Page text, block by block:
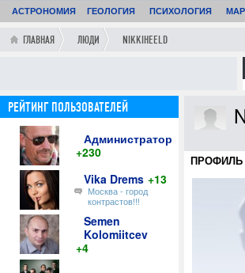
ОБЗОРЫ
ВИДЕОРЕПОРТАЖИ
АСТРОНОМИЯ ГЕОЛОГИЯ ПСИХОЛОГИЯ
ГЛАВНАЯ ЛЮДИ NIKKIHEELD
ПРОФИЛЬ
РЕЙТИНГ ПОЛЬЗОВАТЕЛЕЙ
Администратор
+230
Vika Drems +13
Москва - город
контрастов!!!
Semen
Kolomiitcev
+4